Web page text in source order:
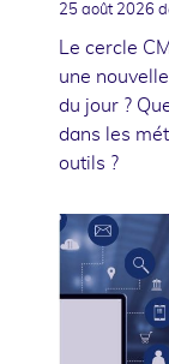
25 août 2026
Le cercle
une
du jour ?
dans les
outils ?